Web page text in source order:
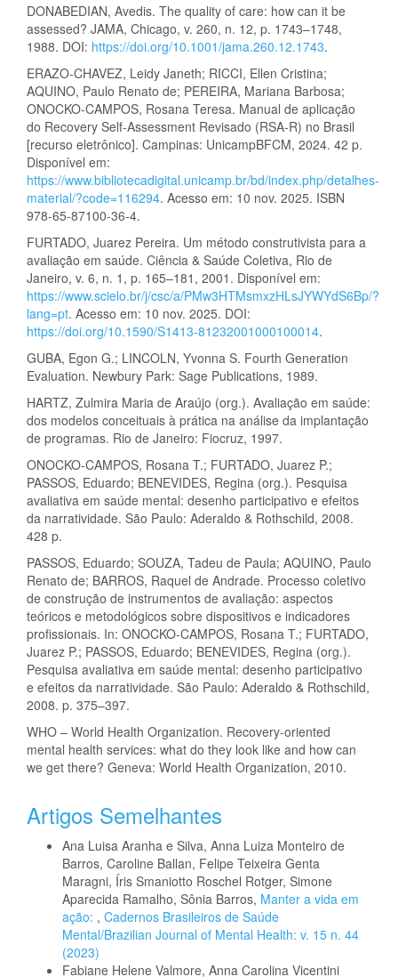
DONABEDIAN, Avedis. The quality of care: how can it be
assessed? JAMA, Chicago, v. 260, n. 12, p. 1743–1748,
1988. DOI: https://doi.org/10.1001/jama.260.12.1743.
ERAZO-CHAVEZ, Leidy Janeth; RICCI, Ellen Cristina;
AQUINO, Paulo Renato de; PEREIRA, Mariana Barbosa;
ONOCKO-CAMPOS, Rosana Teresa. Manual de aplicação
do Recovery Self-Assessment Revisado (RSA-R) no Brasil
[recurso eletrônico]. Campinas: UnicampBFCM, 2024. 42 p.
Disponível em:
https://www.bibliotecadigital.unicamp.br/bd/index.php/detalhes-
material/?code=116294. Acesso em: 10 nov. 2025. ISBN
978-65-87100-36-4.
FURTADO, Juarez Pereira. Um método construtivista para a
avaliação em saúde. Ciência & Saúde Coletiva, Rio de
Janeiro, v. 6, n. 1, p. 165–181, 2001. Disponível em:
https://www.scielo.br/j/csc/a/PMw3HTMsmxzHLsJYWYdS6Bp/?
lang=pt. Acesso em: 10 nov. 2025. DOI:
https://doi.org/10.1590/S1413-81232001000100014.
GUBA, Egon G.; LINCOLN, Yvonna S. Fourth Generation
Evaluation. Newbury Park: Sage Publications, 1989.
HARTZ, Zulmira Maria de Araújo (org.). Avaliação em saúde:
dos modelos conceituais à prática na análise da implantação
de programas. Rio de Janeiro: Fiocruz, 1997.
ONOCKO-CAMPOS, Rosana T.; FURTADO, Juarez P.;
PASSOS, Eduardo; BENEVIDES, Regina (org.). Pesquisa
avaliativa em saúde mental: desenho participativo e efeitos
da narratividade. São Paulo: Aderaldo & Rothschild, 2008.
428 p.
PASSOS, Eduardo; SOUZA, Tadeu de Paula; AQUINO, Paulo
Renato de; BARROS, Raquel de Andrade. Processo coletivo
de construção de instrumentos de avaliação: aspectos
teóricos e metodológicos sobre dispositivos e indicadores
profissionais. In: ONOCKO-CAMPOS, Rosana T.; FURTADO,
Juarez P.; PASSOS, Eduardo; BENEVIDES, Regina (org.).
Pesquisa avaliativa em saúde mental: desenho participativo
e efeitos da narratividade. São Paulo: Aderaldo & Rothschild,
2008. p. 375–397.
WHO – World Health Organization. Recovery-oriented
mental health services: what do they look like and how can
we get there? Geneva: World Health Organization, 2010.
Artigos Semelhantes
Ana Luisa Aranha e Silva, Anna Luiza Monteiro de
Barros, Caroline Ballan, Felipe Teixeira Genta
Maragni, Íris Smaniotto Roschel Rotger, Simone
Aparecida Ramalho, Sônia Barros, Manter a vida em
ação: , Cadernos Brasileiros de Saúde
Mental/Brazilian Journal of Mental Health: v. 15 n. 44
(2023)
Fabiane Helene Valmore, Anna Carolina Vicentini